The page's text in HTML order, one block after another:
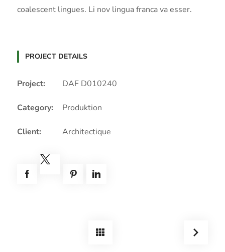
coalescent lingues. Li nov lingua franca va esser.
PROJECT DETAILS
Project: DAF D010240
Category: Produktion
Client: Architectique